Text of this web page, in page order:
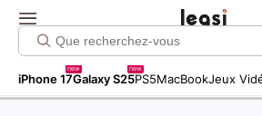
iPhone 17
new
Galaxy S25
new
PS5MacBookJeux